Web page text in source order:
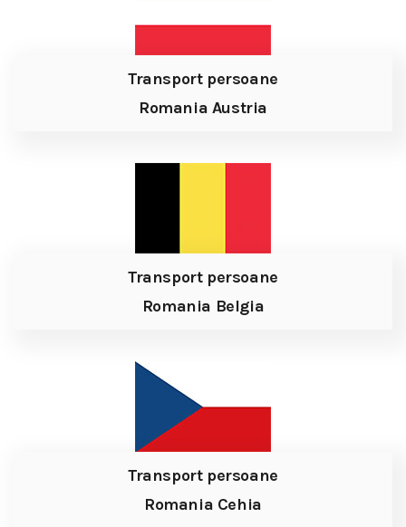
Transport persoane
Romania Austria
Transport persoane
Romania Belgia
Transport persoane
Romania Cehia